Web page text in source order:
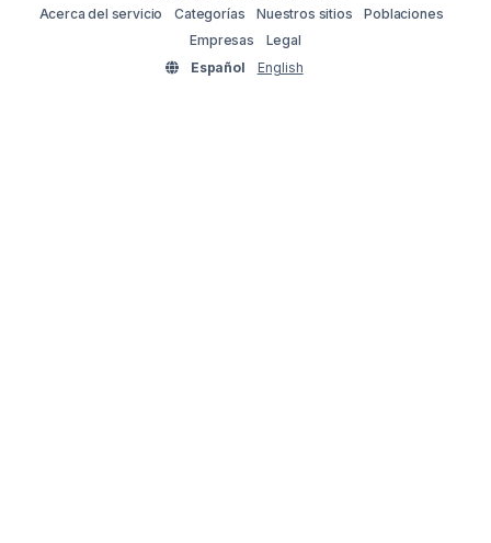
Acerca del servicio
Categorías Nuestros sitios
Poblaciones
Empresas
Legal
Español
English